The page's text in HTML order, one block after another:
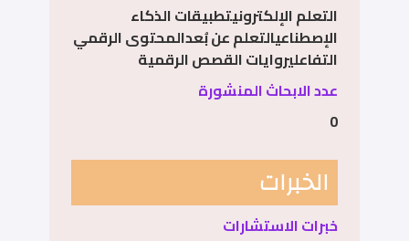
التعلم الإلكترونيتطبيقات الذكاء
الإصطناعيالتعلم عن بُعدالمحتوى الرقمي
التفاعليروايات القصص الرقمية
عدد الابحاث المنشورة
0
الخبرات
خبرات الاستشارات